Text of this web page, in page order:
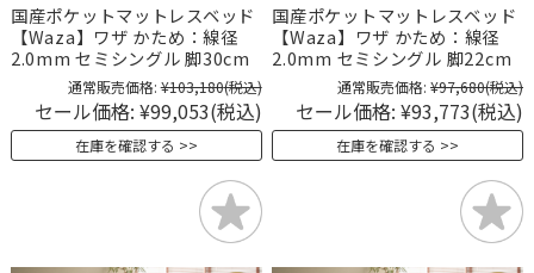
国産ポケットマットレスベッド
【Waza】ワザ かため：線径
2.0mm セミシングル 脚30cm
通常販売価格: ¥103,180(税込)
セール価格: ¥99,053(税込)
在庫を確認する
国産ポケットマットレスベッド
【Waza】ワザ かため：線径
2.0mm セミシングル 脚22cm
通常販売価格: ¥97,680(税込)
セール価格: ¥93,773(税込)
在庫を確認する